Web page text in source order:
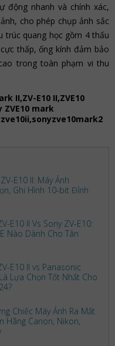
nhanh và chính xác,
cho phép chụp ảnh sắc
trúc quang học gồm 4 thấu
thấp, ống kính đảm bảo
trong toàn phạm vi thu
II,ZV-E10 II,ZVE10
ZVE10 mark
E10 II: Máy Ảnh
Ghi Hình 10-bit Đỉnh
E10 II Vs Sony ZV-E10:
Nào Dành Cho Tân
E10 II vs Panasonic
Lựa Chọn Tốt Nhất Cho
Chiếc Máy Ảnh Ra Mắt
Hãng Canon, Nikon,